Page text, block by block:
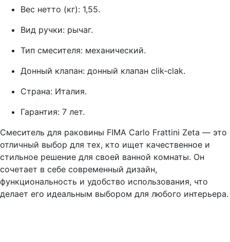
Вес нетто (кг): 1,55.
Вид ручки: рычаг.
Тип смесителя: механический.
Донный клапан: донный клапан clik-clak.
Страна: Италия.
Гарантия: 7 лет.
Смеситель для раковины FIMA Carlo Frattini Zeta — это
отличный выбор для тех, кто ищет качественное и
стильное решение для своей ванной комнаты. Он
сочетает в себе современный дизайн,
функциональность и удобство использования, что
делает его идеальным выбором для любого интерьера.